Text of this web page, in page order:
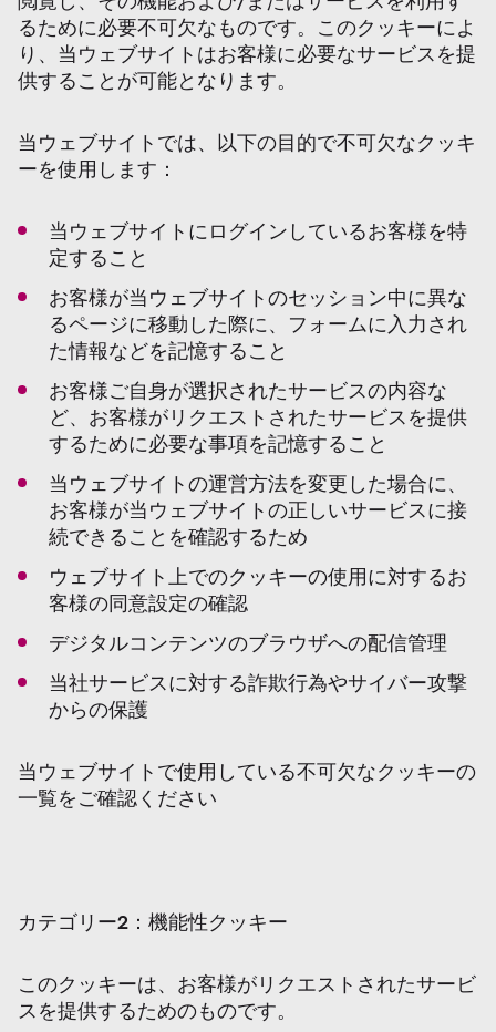
るために必要不可欠なものです。このクッキーによ
り、当ウェブサイトはお客様に必要なサービスを提
供することが可能となります。
当ウェブサイトでは、以下の目的で不可欠なクッキ
ーを使用します：
当ウェブサイトにログインしているお客様を特
定すること
お客様が当ウェブサイトのセッション中に異な
るページに移動した際に、フォームに入力され
た情報などを記憶すること
お客様ご自身が選択されたサービスの内容な
ど、お客様がリクエストされたサービスを提供
するために必要な事項を記憶すること
当ウェブサイトの運営方法を変更した場合に、
お客様が当ウェブサイトの正しいサービスに接
続できることを確認するため
ウェブサイト上でのクッキーの使用に対するお
客様の同意設定の確認
デジタルコンテンツのブラウザへの配信管理
当社サービスに対する詐欺行為やサイバー攻撃
からの保護
当ウェブサイトで使用している不可欠なクッキーの
一覧をご確認ください
カテゴリー2 ：機能性クッキー
このクッキーは、お客様がリクエストされたサービ
スを提供するためのものです。